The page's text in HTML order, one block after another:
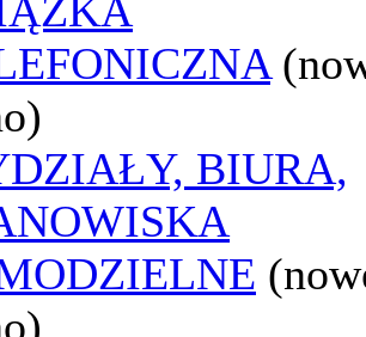
BIURA,